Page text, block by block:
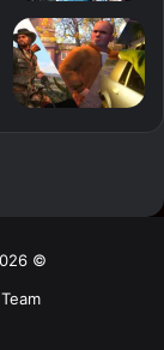
© 2026 جميع الحقوق محفوظة | جيمز ميكس